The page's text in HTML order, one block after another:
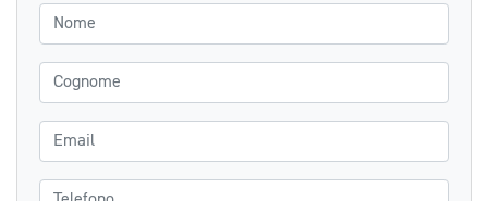
Nome
Cognome
Email
Telefono